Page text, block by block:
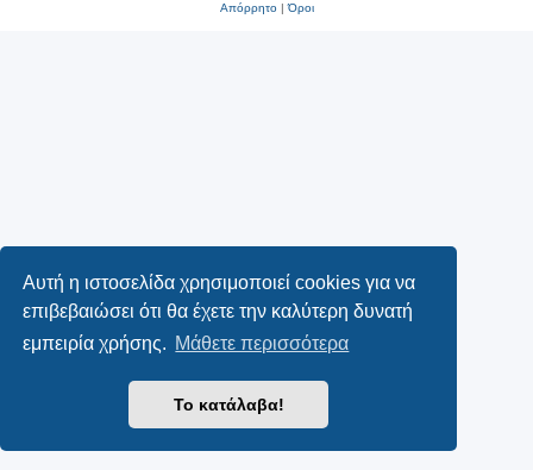
Αυτή η ιστοσελίδα χρησιμοποιεί cookies για να
επιβεβαιώσει ότι θα έχετε την καλύτερη δυνατή
εμπειρία χρήσης. Μάθετε περισσότερα
Το κατάλαβα!
Απόρρητο|Όροι